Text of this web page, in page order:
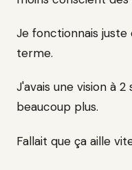
Je fonctionnais
terme.
J'avais une vision à 2
beaucoup plus.
Fallait que ça aille